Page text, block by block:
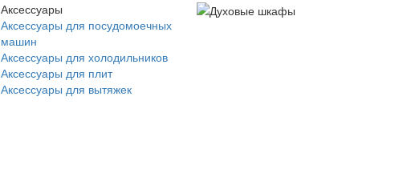
Аксессуары
Аксессуары для посудомоечных
машин
Аксессуары для холодильников
Аксессуары для плит
Аксессуары для вытяжек